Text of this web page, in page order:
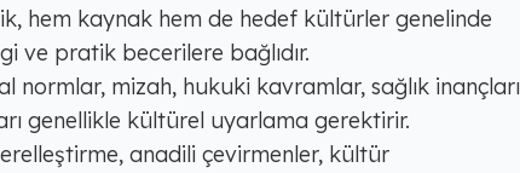
hem kaynak hem de hedef kültürler genelinde
ve pratik becerilere bağlıdır.
normlar, mizah, hukuki kavramlar, sağlık inançları
genellikle kültürel uyarlama gerektirir.
anadili çevirmenler, kültür